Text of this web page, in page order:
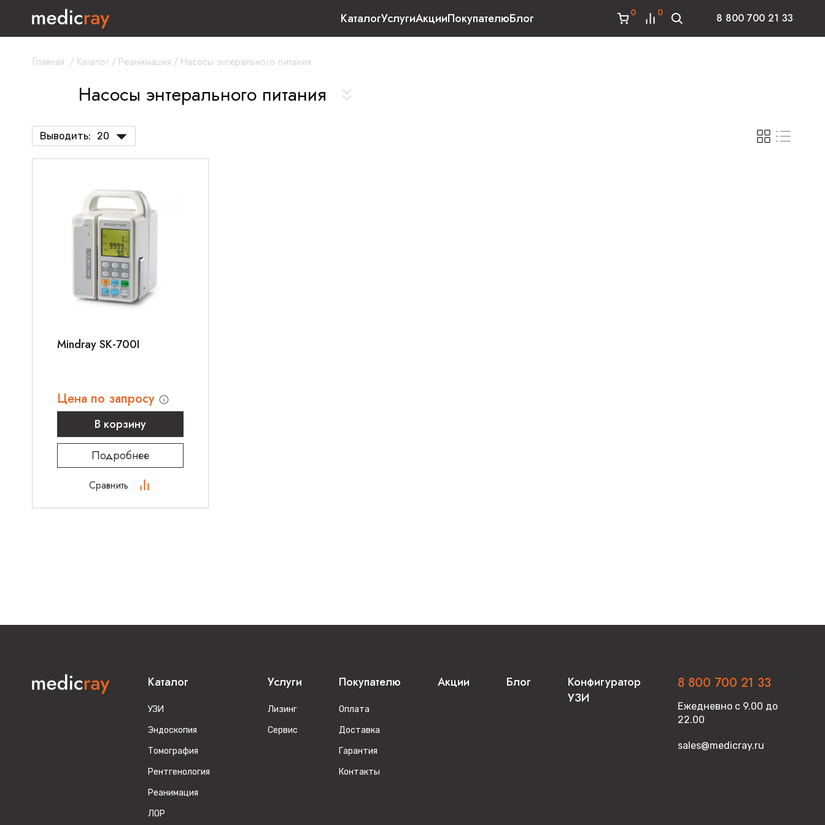
КаталогУслугиАкцииПокупателюБлог 0 0 8 800 700 21 33
Главная / Каталог/ Реанимация / Насосы энтерального питания
Насосы энтерального питания
Выводить: 20
Mindray SK-700I
Цена по запросу
В корзину
Подробнее
Сравнить
Каталог
УЗИ
Эндоскопия
Томография
Рентгенология
Реанимация
ЛОР
Услуги
Лизинг
Сервис
Покупателю
Оплата
Доставка
Гарантия
Контакты
Акции Блог
Конфигуратор
УЗИ
8 800 700 21 33
Ежедневно с 9.00 до
22.00
sales@medicray.ru